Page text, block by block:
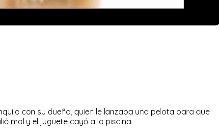
con su dueño, quien le lanzaba una pelota para que
mal y el juguete cayó a la piscina.